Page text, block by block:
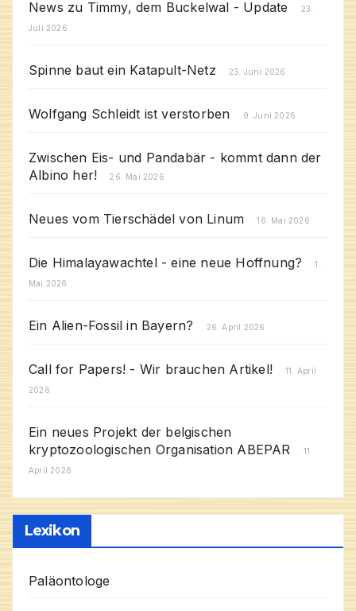
News zu Timmy, dem Buckelwal - Update
23.
Juli 2026
Spinne baut ein Katapult-Netz 23. Juni 2026
Wolfgang Schleidt ist verstorben 9. Juni 2026
Zwischen Eis- und Pandabär - kommt dann der
Albino her!
26. Mai 2026
Neues vom Tierschädel von Linum 16. Mai 2026
Die Himalayawachtel - eine neue Hoffnung?
1.
Mai 2026
Ein Alien-Fossil in Bayern? 26. April 2026
Call for Papers! - Wir brauchen Artikel!
11. April
2026
Ein neues Projekt der belgischen
kryptozoologischen Organisation ABEPAR
11.
April 2026
Lexikon
Paläontologe